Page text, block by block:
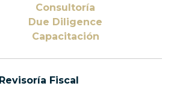
Consultoría
Due Diligence
Capacitación
Revisoría Fiscal